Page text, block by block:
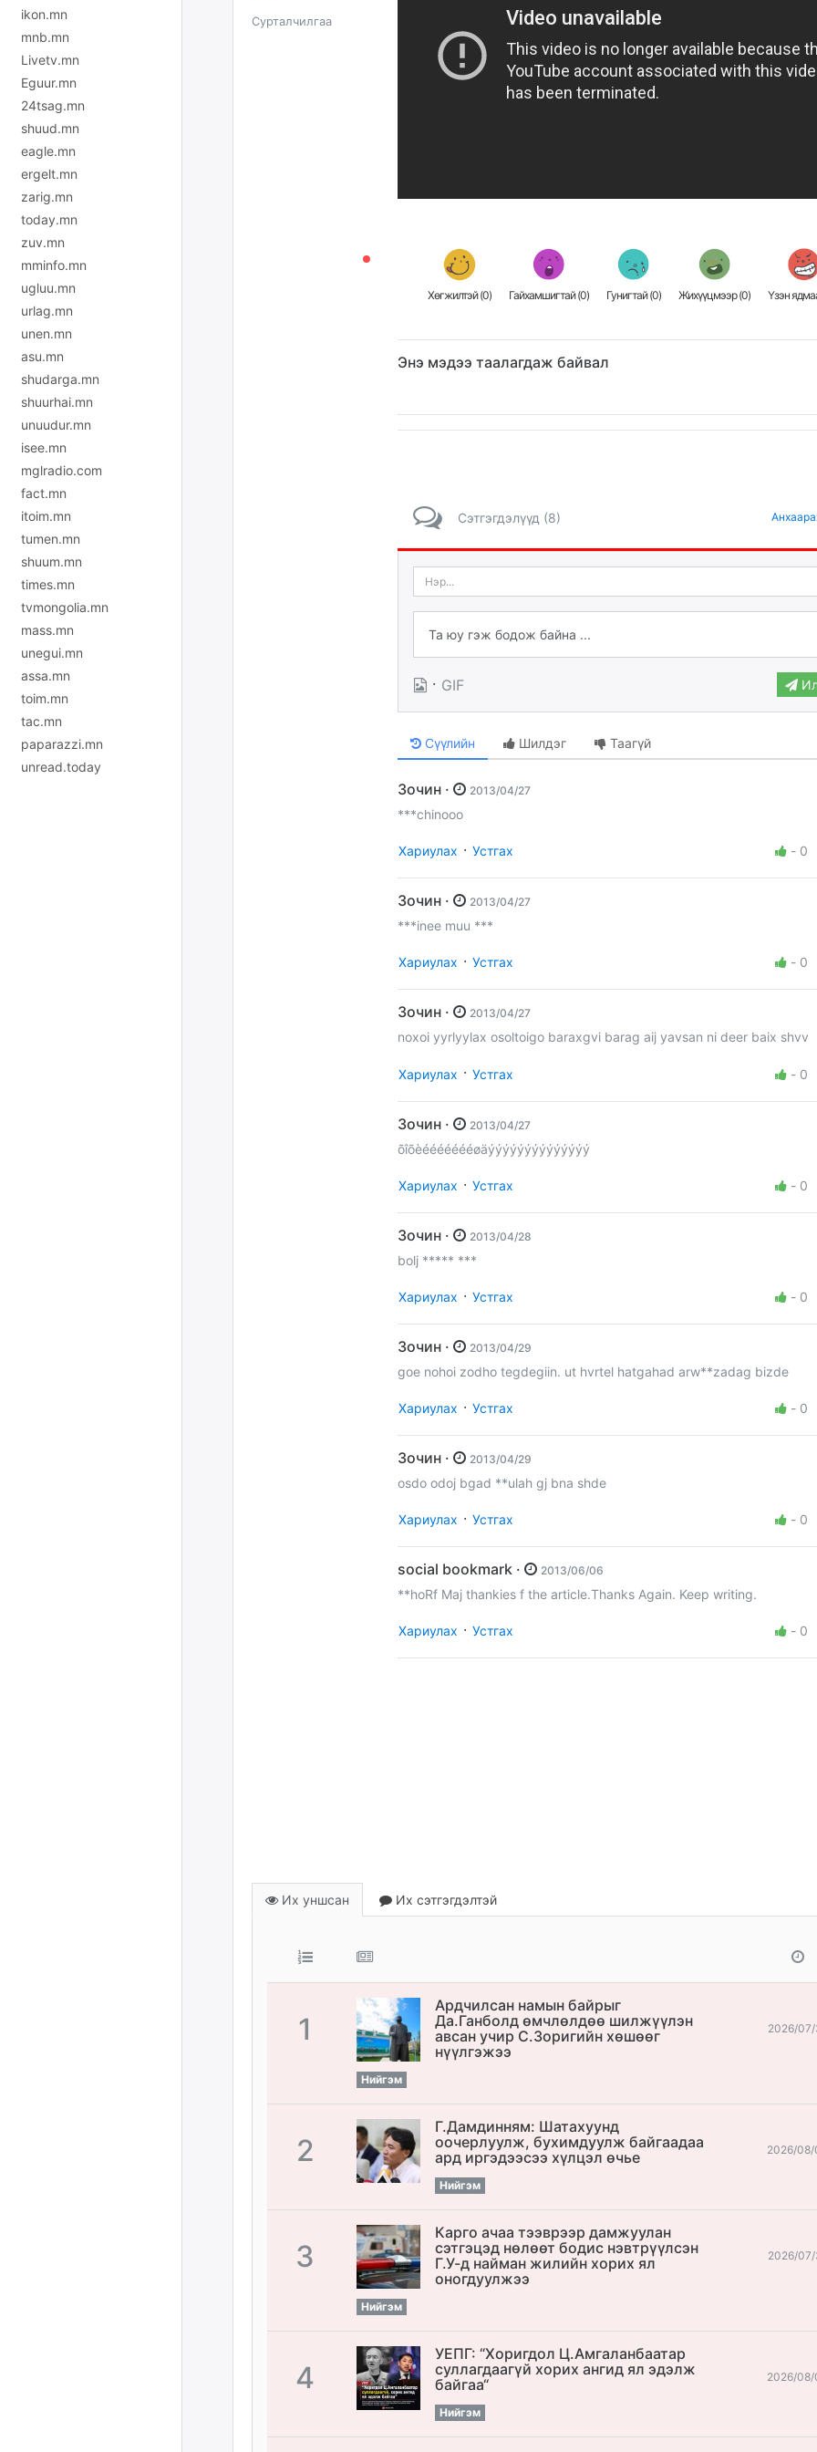
ikon.mn
mnb.mn
Livetv.mn
Eguur.mn
24tsag.mn
shuud.mn
eagle.mn
ergelt.mn
zarig.mn
today.mn
zuv.mn
mminfo.mn
ugluu.mn
urlag.mn
unen.mn
asu.mn
shudarga.mn
shuurhai.mn
unuudur.mn
isee.mn
mglradio.com
fact.mn
itoim.mn
tumen.mn
shuum.mn
times.mn
tvmongolia.mn
mass.mn
unegui.mn
assa.mn
toim.mn
tac.mn
paparazzi.mn
unread.today
Сурталчилгаа
Хөгжилтэй (0) Гайхамшигтай (0) Гунигтай (0) Жихүүцмээр (0) Үзэн
Энэ мэдээ таалагдаж байвал
Сэтгэгдэлүүд (8)
· GIF
Сүүлийн Шилдэг Таагүй
Зочин · 2013/04/27
***chinooo
Хариулах · Устгах - 0
Зочин · 2013/04/27
***inee muu ***
Хариулах · Устгах - 0
Зочин · 2013/04/27
noxoi yyrlyylax osoltoigo baraxgvi barag aij yavsan ni deer baix shvv
Хариулах · Устгах - 0
Зочин · 2013/04/27
õîõèéééééééøäýýýýýýýýýýýýýý
Хариулах · Устгах - 0
Зочин · 2013/04/28
bolj ***** ***
Хариулах · Устгах - 0
Зочин · 2013/04/29
goe nohoi zodho tegdegiin. ut hvrtel hatgahad arw**zadag bizde
Хариулах · Устгах - 0
Зочин · 2013/04/29
osdo odoj bgad **ulah gj bna shde
Хариулах · Устгах - 0
social bookmark · 2013/06/06
**hoRf Maj thankies f the article.Thanks Again. Keep writing.
Хариулах · Устгах - 0
Их уншсан Их сэтгэгдэлтэй
1
Ардчилсан намын байрыг
Да.Ганболд өмчлөлдөө шилжүүлэн
авсан учир С.Зоригийн хөшөөг
нүүлгэжээ
Нийгэм
2026/07/
2
Г.Дамдинням: Шатахуунд
оочерлуулж, бухимдуулж байгаадаа
ард иргэдээсээ хүлцэл өчье
Нийгэм
2026/08/
3
Карго ачаа тээврээр дамжуулан
сэтгэцэд нөлөөт бодис нэвтрүүлсэн
Г.У-д найман жилийн хорих ял
оногдуулжээ
Нийгэм
2026/07/
4
УЕПГ: “Хоригдол Ц.Амгаланбаатар
cуллагдаагүй хорих ангид ял эдэлж
байгаа“
Нийгэм
2026/08/